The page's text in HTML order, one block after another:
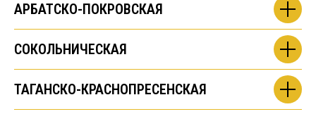
АРБАТСКО-ПОКРОВСКАЯ
СОКОЛЬНИЧЕСКАЯ
ТАГАНСКО-КРАСНОПРЕСЕНСКАЯ